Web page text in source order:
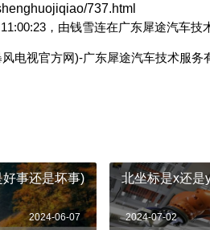
737.html
，由钱雪连在广东犀途汽车
电视官方网)-广东犀途汽车技术服务
事还是坏事)
2024-06-07
北坐标是x还是
2024-07-02